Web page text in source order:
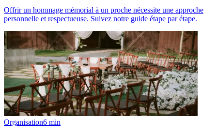
Offrir un hommage mémorial à un proche nécessite une approche
personnelle et respectueuse. Suivez notre guide étape par étape.
Organisation6 min